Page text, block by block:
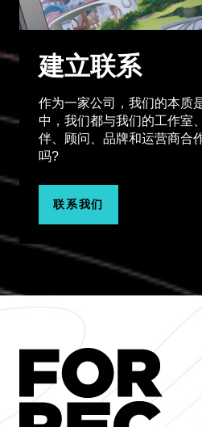
建立联系
作为一家公司，我们的本质
中，我们都与我们的工作室
伴、顾问、品牌和运营商合
吗?
联系我们